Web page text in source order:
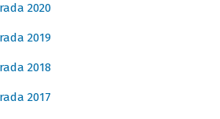
2020
2019
2018
2017